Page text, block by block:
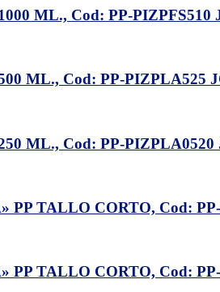
ML., Cod: PP-PIZPFS510
ML., Cod: PP-PIZPLA525
ML., Cod: PP-
TALLO CORTO, Cod:
TALLO CORTO, Cod: